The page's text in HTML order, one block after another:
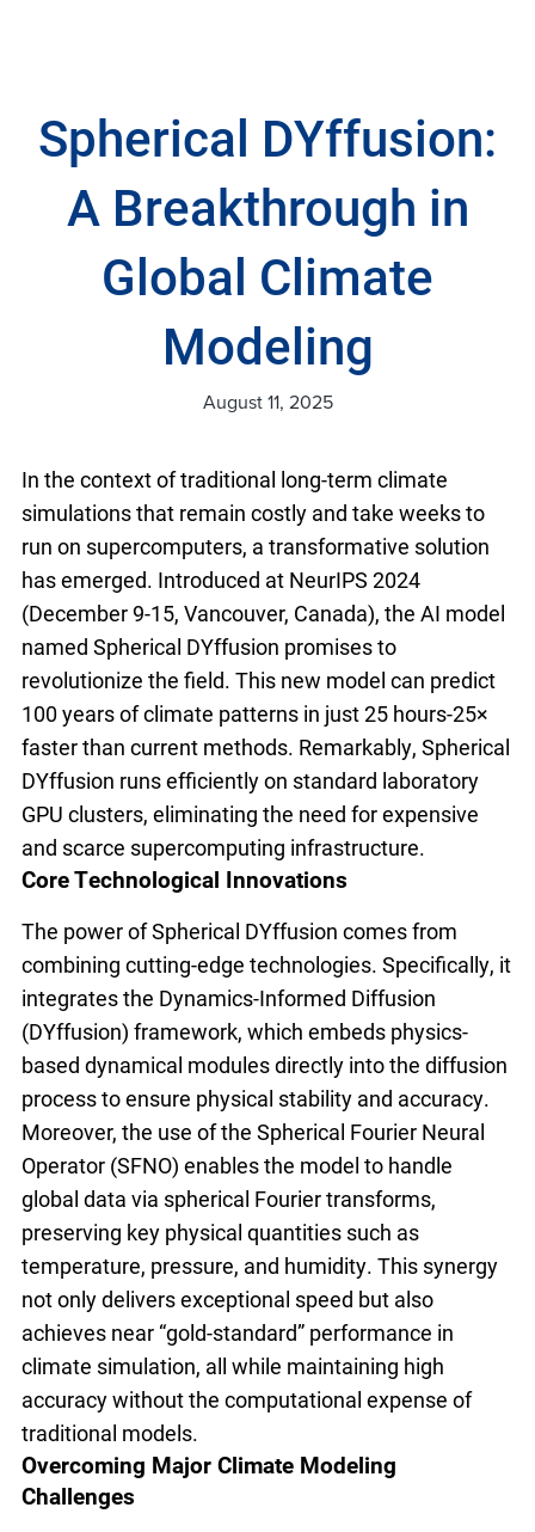
Spherical DYffusion:
A Breakthrough in
Global Climate
Modeling
August 11, 2025
In the context of traditional long-term climate
simulations that remain costly and take weeks to
run on supercomputers, a transformative solution
has emerged. Introduced at NeurIPS 2024
(December 9-15, Vancouver, Canada), the AI model
named Spherical DYffusion promises to
revolutionize the field. This new model can predict
100 years of climate patterns in just 25 hours-25×
faster than current methods. Remarkably, Spherical
DYffusion runs efficiently on standard laboratory
GPU clusters, eliminating the need for expensive
and scarce supercomputing infrastructure.
Core Technological Innovations
The power of Spherical DYffusion comes from
combining cutting-edge technologies. Specifically, it
integrates the Dynamics-Informed Diffusion
(DYffusion) framework, which embeds physics-
based dynamical modules directly into the diffusion
process to ensure physical stability and accuracy.
Moreover, the use of the Spherical Fourier Neural
Operator (SFNO) enables the model to handle
global data via spherical Fourier transforms,
preserving key physical quantities such as
temperature, pressure, and humidity. This synergy
not only delivers exceptional speed but also
achieves near “gold-standard” performance in
climate simulation, all while maintaining high
accuracy without the computational expense of
traditional models.
Overcoming Major Climate Modeling
Challenges